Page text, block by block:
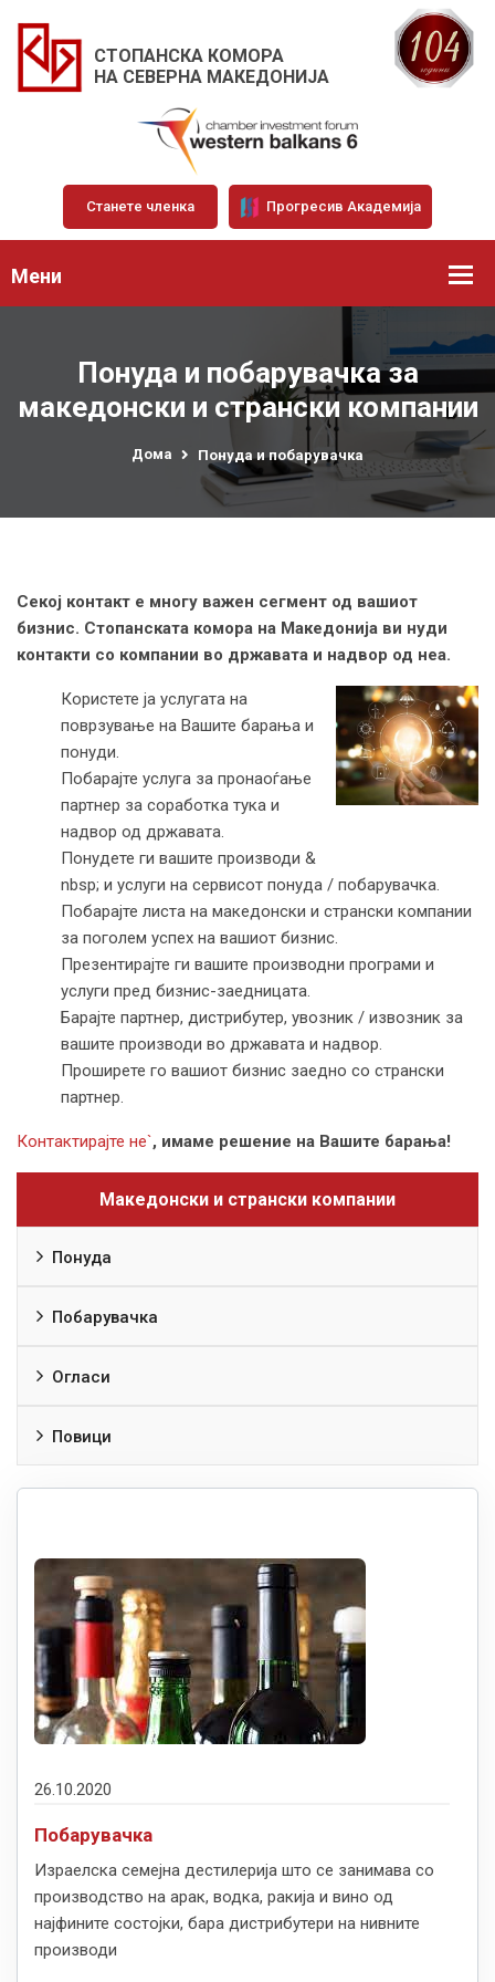
СТОПАНСКА КОМОРА
НА СЕВЕРНА МАКЕДОНИЈА
Станете членка Прогресив Академија
Мени
Понуда и побарувачка за
македонски и странски компании
Дома Понуда и побарувачка
Секој контакт е многу важен сегмент од вашиот
бизнис. Стопанската комора на Македонија ви нуди
контакти со компании во државата и надвор од неа.
Користете ја услугата на
поврзување на Вашите барања и
понуди.
Побарајте услуга за пронаоѓање
партнер за соработка тука и
надвор од државата.
Понудете ги вашите производи &
nbsp; и услуги на сервисот понуда / побарувачка.
Побарајте листа на македонски и странски компании
за поголем успех на вашиот бизнис.
Презентирајте ги вашите производни програми и
услуги пред бизнис-заедницата.
Барајте партнер, дистрибутер, увозник / извозник за
вашите производи во државата и надвор.
Проширете го вашиот бизнис заедно со странски
партнер.
Контактирајте не`, имаме решение на Вашите барања!
Македонски и странски компании
Понуда
Побарувачка
Огласи
Повици
26.10.2020
Побарувачка
Израелска семејна дестилерија што се занимава со
производство на арак, водка, ракија и вино од
најфините состојки, бара дистрибутери на нивните
производи